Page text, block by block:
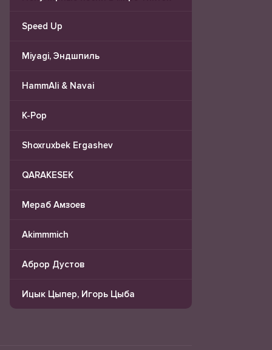
Speed Up
Miyagi, Эндшпиль
HammAli & Navai
K-Pop
Shoxruxbek Ergashev
QARAKESEK
Мераб Амзоев
Akimmmich
Аброр Дустов
Ицык Цыпер, Игорь Цыба